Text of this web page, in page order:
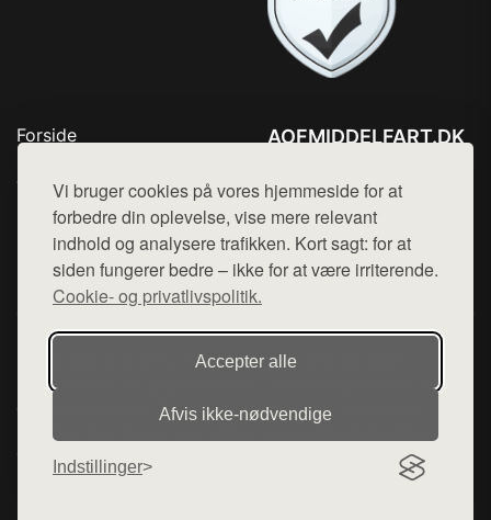
Vi bruger cookies på vores hjemmeside for at
forbedre din oplevelse, vise mere relevant
indhold og analysere trafikken. Kort sagt: for at
siden fungerer bedre – ikke for at være irriterende.
Cookie- og privatlivspolitik.
Accepter alle
Afvis ikke‑nødvendige
Indstillinger
Forside
Top Rabatter
Blog
Kontakt
AOFMIDDELFART.DK
Mail: hej@want.dk
Cookie- og privatlivspolitik
Denne side er en del af want.dk, der udgiver en række
hjemmesider med præsentation af forskellige produkter fra
diverse webshops. Der sælges ikke varer fra denne side - vi
henviser til de shops, som sælger varen. Vi har heller ikke
varerne på lager.